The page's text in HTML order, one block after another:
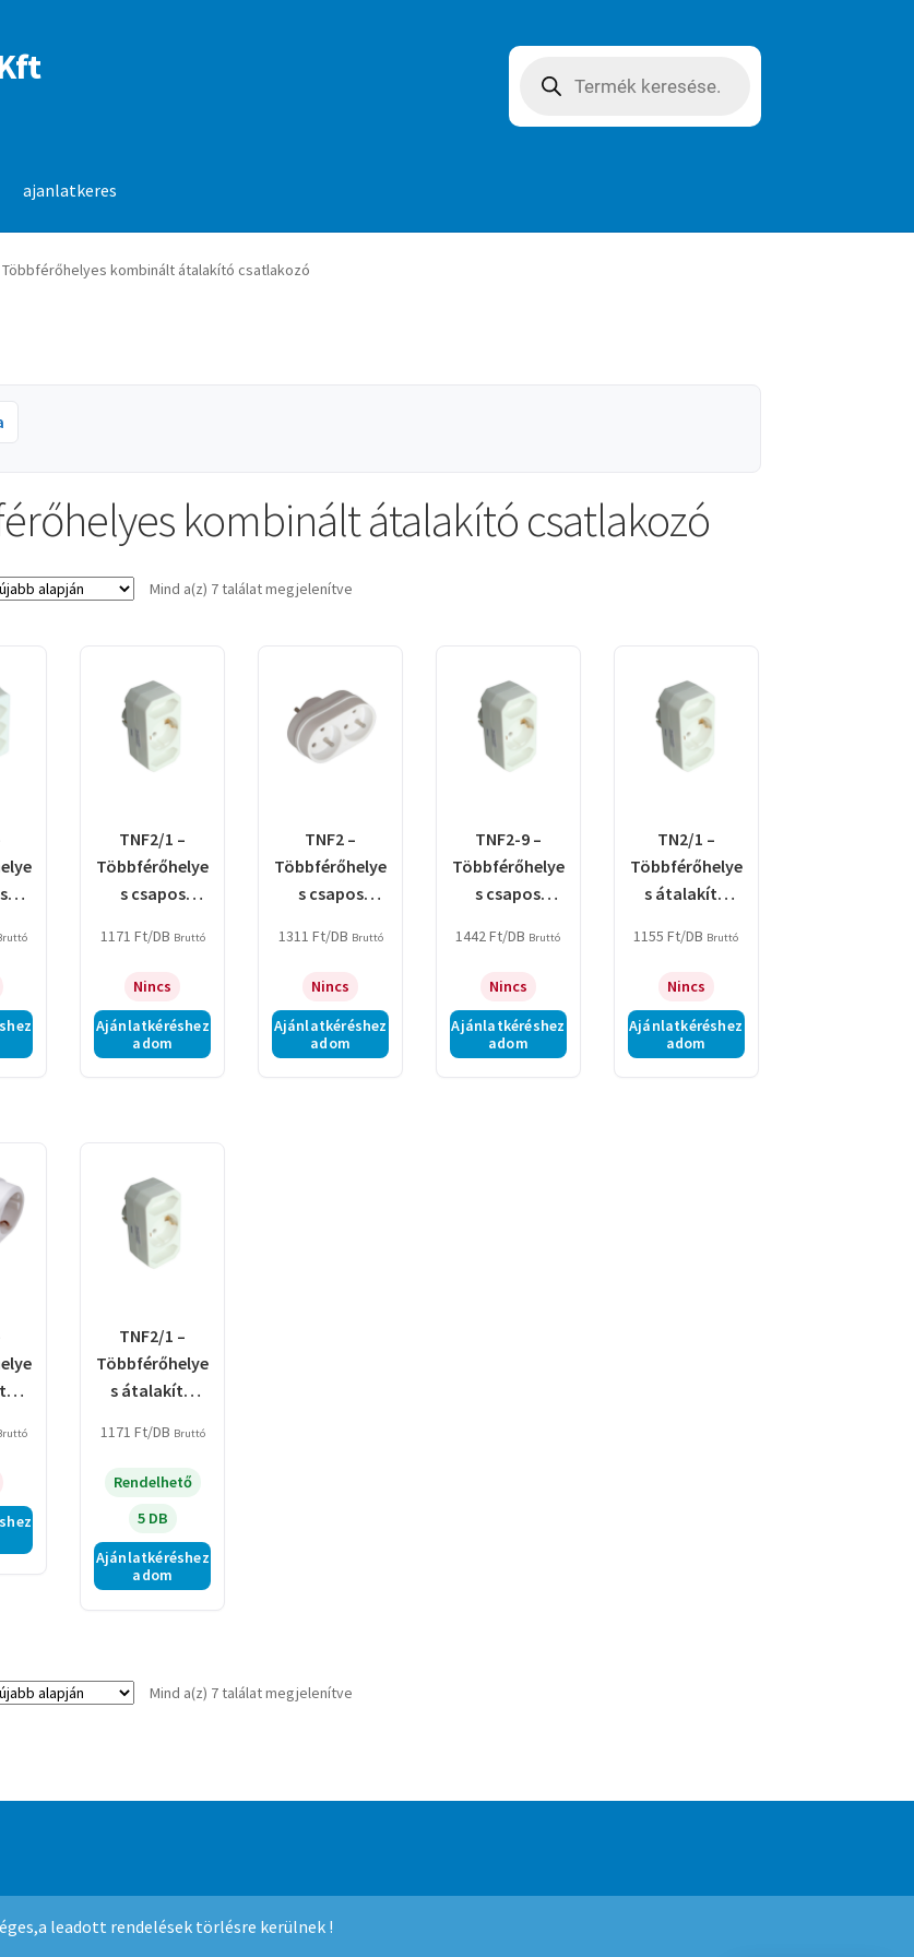
leadott rendelések törlésre kerülnek !
search
ajanlatkeres
Többférőhelyes kombinált átalakító csatlakozó
kombinált átalakító csatlakozó
Mind a(z) 7 találat megjelenítveSorted
TNF2/1 –
Többférőhelye
s csapos
csatlakozó,
1171 Ft/DB Bruttó
Nincs
Ajánlatkéréshez
adom
TNF2 –
Többférőhelye
s csapos
csatlakozó
1311 Ft/DB Bruttó
Nincs
Ajánlatkéréshez
adom
TNF2-9 –
Többférőhelye
s csapos
csatlakozó,
1442Ft/DB Bruttó
Nincs
Ajánlatkéréshez
adom
TN2/1 –
Többférőhelye
s átalakító
normal fehér
1155Ft/DB Bruttó
Nincs
Ajánlatkéréshez
adom
TNF2/1 –
Többférőhelye
s átalakító
francia
kivitelű, fehér
1171 Ft/DB Bruttó
Rendelhető
5 DB
Ajánlatkéréshez
adom
Mind a(z) 7 találat megjelenítveSorted